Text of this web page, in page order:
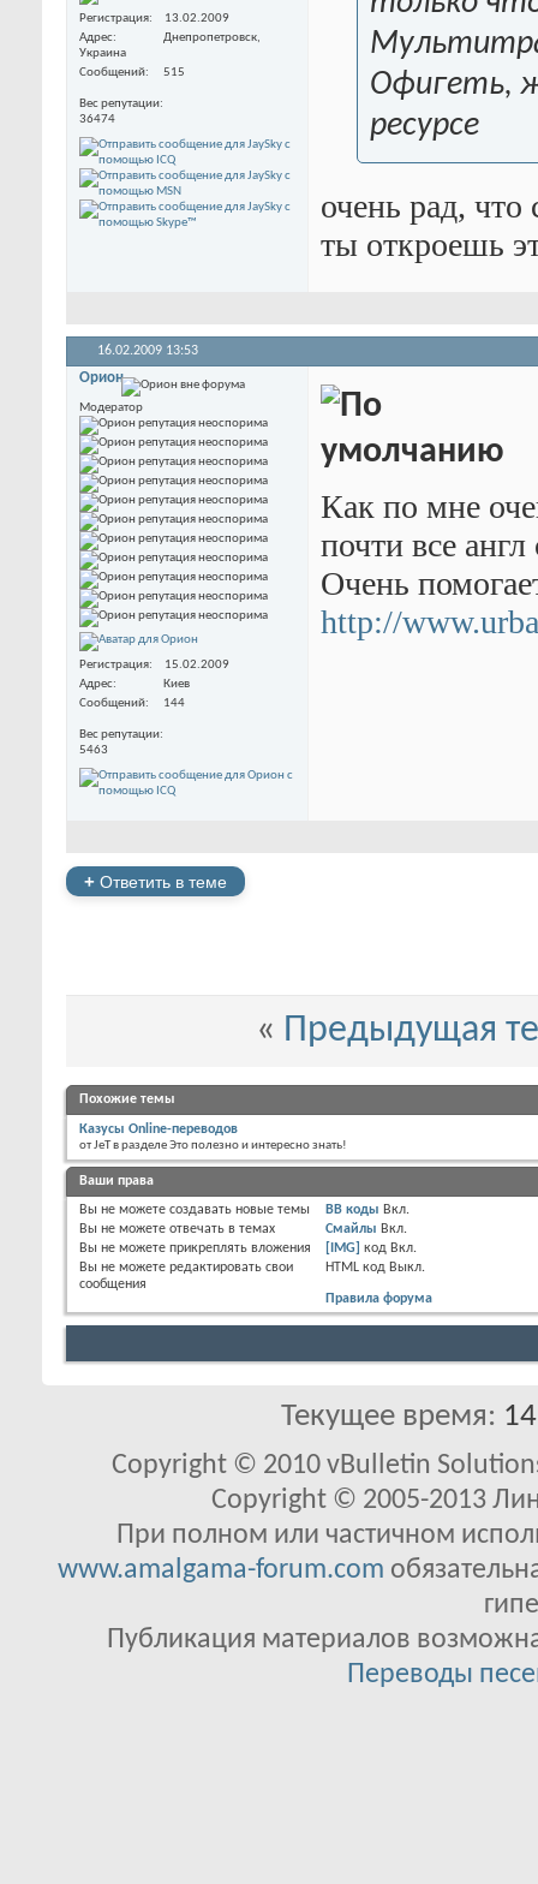
Регистрация
13.02.2009
Адрес
Днепропетровск,
Украина
Сообщений
515
Вес репутации
36474
Офигеть,
ресурсе
очень рад,
ты откроешь
16.02.2009 13:53
Орион
Модератор
Регистрация
15.02.2009
Адрес
Киев
Сообщений
144
Вес репутации
5463
Как по мне
почти все
Очень
http://
+ Ответить в теме
« Предыдущая
Похожие темы
Казусы Online-переводов
от JeT в разделе Это полезно и интересно знать!
Ваши права
Вы не можете создавать новые темы
Вы не можете отвечать в темах
Вы не можете прикреплять вложения
Вы не можете редактировать свои
сообщения
BB коды Вкл.
Смайлы Вкл.
[IMG] код Вкл.
HTML код Выкл.
Правила форума
Текущее время:
Copyright © 2010 vBulletin
Copyright © 2005-2013
При полном или частичном
www.amalgama-forum.com
Публикация материалов
Переводы